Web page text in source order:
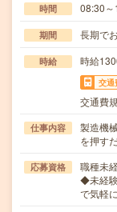
時間 08:30
期間 長期で
時給 時給
交通
交通費
仕事内容
製造機
を押す
応募資格
職種未
◆未経
で気軽